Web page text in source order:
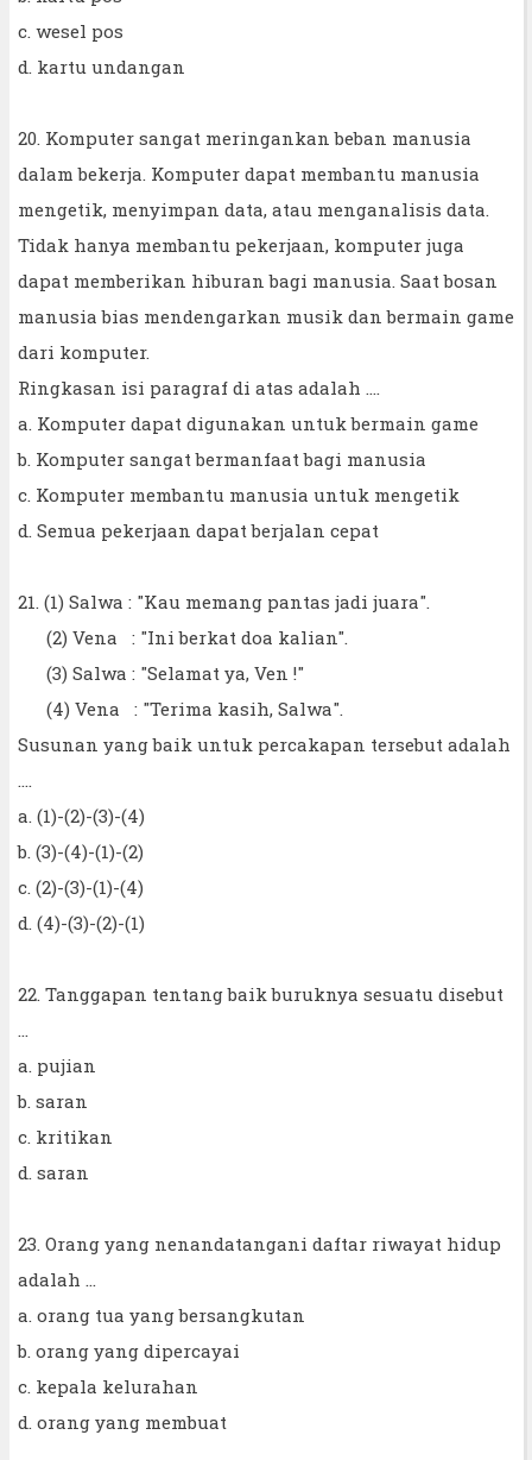
c. wesel pos
d. kartu undangan
20. Komputer sangat meringankan beban manusia
dalam bekerja. Komputer dapat membantu manusia
mengetik, menyimpan data, atau menganalisis data.
Tidak hanya membantu pekerjaan, komputer juga
dapat memberikan hiburan bagi manusia. Saat bosan
manusia bias mendengarkan musik dan bermain game
dari komputer.
Ringkasan isi paragraf di atas adalah ….
a. Komputer dapat digunakan untuk bermain game
b. Komputer sangat bermanfaat bagi manusia
c. Komputer membantu manusia untuk mengetik
d. Semua pekerjaan dapat berjalan cepat
21. (1) Salwa : "Kau memang pantas jadi juara".
(2) Vena : "Ini berkat doa kalian".
(3) Salwa : "Selamat ya, Ven !"
(4) Vena : "Terima kasih, Salwa".
Susunan yang baik untuk percakapan tersebut adalah
a. (1)-(2)-(3)-(4)
b. (3)-(4)-(1)-(2)
c. (2)-(3)-(1)-(4)
d. (4)-(3)-(2)-(1)
22. Tanggapan tentang baik buruknya sesuatu disebut
a. pujian
b. saran
c. kritikan
d. saran
23. Orang yang nenandatangani daftar riwayat hidup
adalah ...
a. orang tua yang bersangkutan
b. orang yang dipercayai
c. kepala kelurahan
d. orang yang membuat